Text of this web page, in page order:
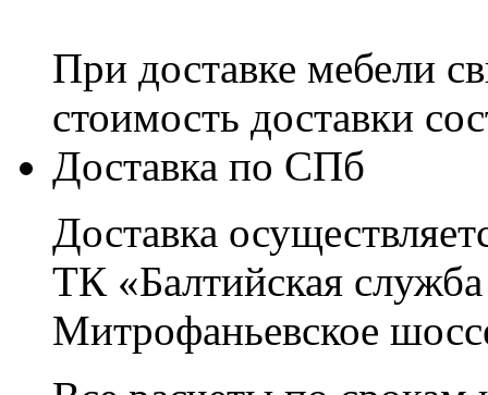
При доставке мебели
стоимость доставки
Доставка по СПб
Доставка
ТК «Балтийская
Митрофаньевское